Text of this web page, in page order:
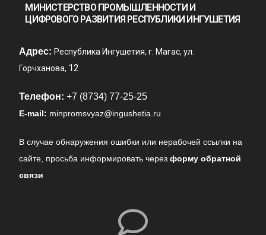
МИНИСТЕРСТВО ПРОМЫШЛЕННОСТИ И
ЦИФРОВОГО РАЗВИТИЯ РЕСПУБЛИКИ ИНГУШЕТИЯ
Адрес: Республика Ингушетия, г. Магас, ул.
Горчханова, 12
Телефон: +7 (8734) 77-25-25
E-mail: minpromsvyaz@ingushetia.ru
В случае обнаружения ошибки или нерабочей ссылки на
сайте, просьба информировать черезформу обратной
связи